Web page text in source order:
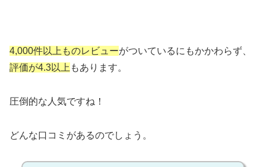
4,000件以上ものレビューがついているにもかかわらず、
評価が4.3以上 もあります。
圧倒的な人気ですね！
どんな口コミがあるのでしょう。